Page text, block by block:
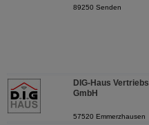
89250 Senden
DIG-Haus Vertriebs
GmbH
57520 Emmerzhausen